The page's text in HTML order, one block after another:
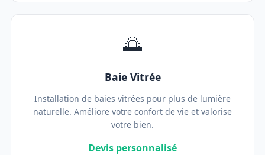
🌅
Baie Vitrée
Installation de baies vitrées pour plus de lumière
naturelle. Améliore votre confort de vie et valorise
votre bien.
Devis personnalisé